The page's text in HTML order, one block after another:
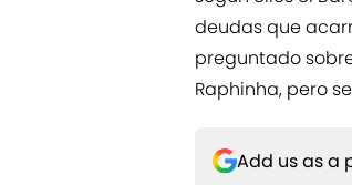
deudas que
preguntado
Raphinha, pero
Add us as a